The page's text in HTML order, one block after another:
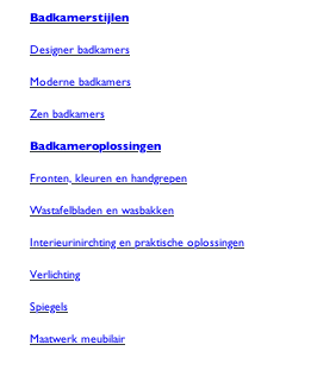
Badkamerstijlen
Designer badkamers
Moderne badkamers
Zen badkamers
Badkameroplossingen
Fronten, kleuren en handgrepen
Wastafelbladen en wasbakken
Interieurinirchting en praktische oplossingen
Verlichting
Spiegels
Maatwerk meubilair